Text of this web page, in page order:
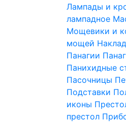
Лампады и
лампадное
Мощевики и
мощей
Панагии
Панихидные
Пасочницы
Подставки
иконы
престол